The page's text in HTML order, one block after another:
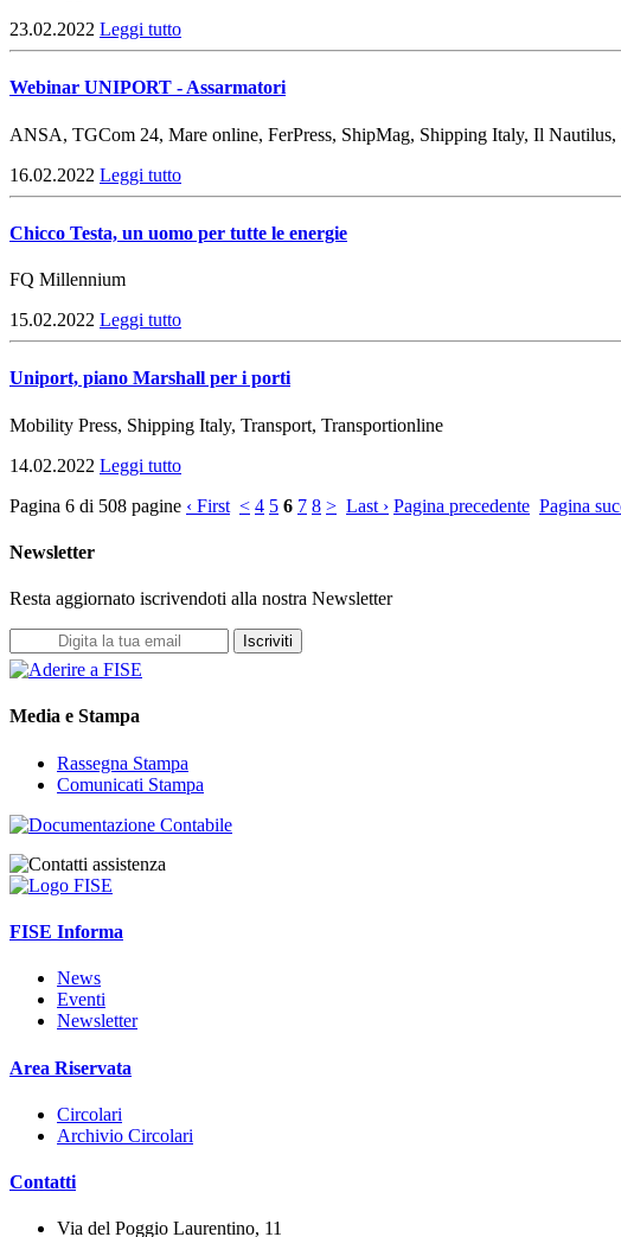
23.02.2022 Leggi tutto
Webinar UNIPORT - Assarmatori
ANSA, TGCom 24, Mare online, FerPress, ShipMag, Shipping Italy, Il
16.02.2022 Leggi tutto
Chicco Testa, un uomo per tutte le energie
FQ Millennium
15.02.2022 Leggi tutto
Uniport, piano Marshall per i porti
Mobility Press, Shipping Italy, Transport, Transportionline
14.02.2022 Leggi tutto
Pagina 6 di 508 pagine ‹ First < 4 5 6 7 8 > Last › Pagina precedente Pagina
Newsletter
Resta aggiornato iscrivendoti alla nostra Newsletter
Iscriviti
Media e Stampa
Rassegna Stampa
Comunicati Stampa
FISE Informa
News
Eventi
Newsletter
Area Riservata
Circolari
Archivio Circolari
Contatti
Via del Poggio Laurentino, 11